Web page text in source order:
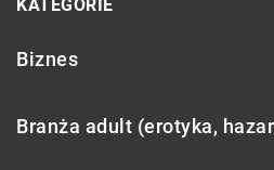
KATEGORIE
Biznes
Branża adult (erotyka,